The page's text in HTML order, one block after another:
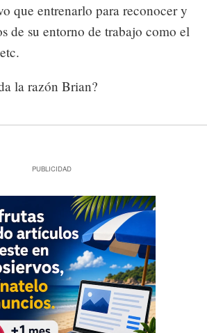
que entrenarlo para reconocer y
de su entorno de trabajo como el
la razón Brian?
PUBLICIDAD